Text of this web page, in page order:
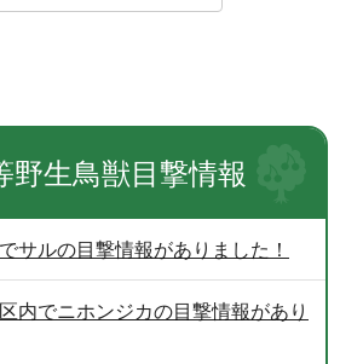
野生鳥獣目撃情報
ルの目撃情報がありました！
でニホンジカの目撃情報があり